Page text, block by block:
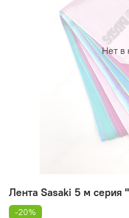
Нет в
Лента Sasaki 5 м серия
-20%